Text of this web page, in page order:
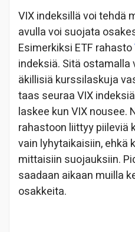
VIX indeksillä voi tehdä
avulla voi suojata
Esimerkiksi ETF rahasto
indeksiä. Sitä ostamalla
äkillisiä kurssilaskuja
taas seuraa VIX
laskee kun VIX nousee.
rahastoon liittyy piileviä
vain lyhytaikaisiin, ehkä
mittaisiin suojauksiin.
saadaan aikaan muilla
osakkeita.